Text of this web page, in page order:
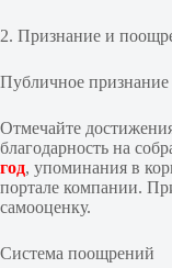
2. Признание и
Публичное признание
Отмечайте
благодарность на
год, упоминания в
портале компании.
самооценку.
Система поощрений